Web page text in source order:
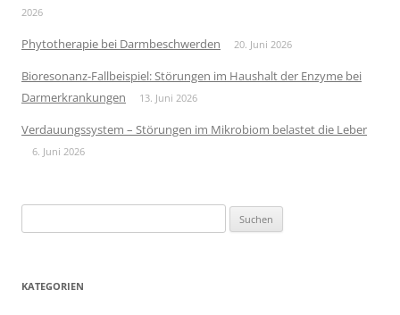
2026
Phytotherapie bei Darmbeschwerden 20. Juni 2026
Bioresonanz-Fallbeispiel: Störungen im Haushalt der Enzyme bei
Darmerkrankungen
13. Juni 2026
Verdauungssystem – Störungen im Mikrobiom belastet die Leber
6. Juni 2026
nach:
KATEGORIEN